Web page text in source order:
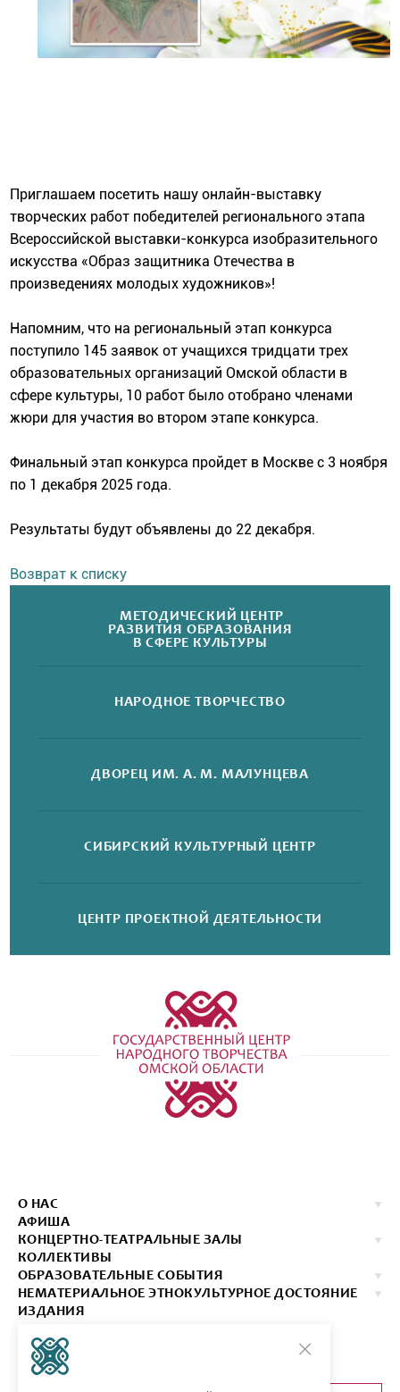
Приглашаем посетить нашу онлайн-выставку
творческих работ победителей регионального этапа
Всероссийской выставки-конкурса изобразительного
искусства «Образ защитника Отечества в
произведениях молодых художников»!
Напомним, что на региональный этап конкурса
поступило 145 заявок от учащихся тридцати трех
образовательных организаций Омской области в
сфере культуры, 10 работ было отобрано членами
жюри для участия во втором этапе конкурса.
Финальный этап конкурса пройдет в Москве с 3 ноября
по 1 декабря 2025 года.
Результаты будут объявлены до 22 декабря.
Возврат к списку
МЕТОДИЧЕСКИЙ ЦЕНТР
РАЗВИТИЯ ОБРАЗОВАНИЯ
В СФЕРЕ КУЛЬТУРЫ
НАРОДНОЕ ТВОРЧЕСТВО
ДВОРЕЦ ИМ. А. М. МАЛУНЦЕВА
СИБИРСКИЙ КУЛЬТУРНЫЙ ЦЕНТР
ЦЕНТР ПРОЕКТНОЙ ДЕЯТЕЛЬНОСТИ
О НАС
АФИША
КОНЦЕРТНО-ТЕАТРАЛЬНЫЕ ЗАЛЫ
КОЛЛЕКТИВЫ
ОБРАЗОВАТЕЛЬНЫЕ СОБЫТИЯ
НЕМАТЕРИАЛЬНОЕ ЭТНОКУЛЬТУРНОЕ ДОСТОЯНИЕ
ИЗДАНИЯ
КУПИТЬ БИЛЕТ